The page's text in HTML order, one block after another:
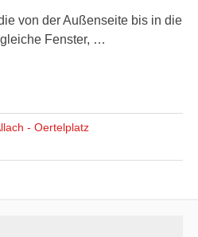
von der Außenseite bis in die
Fenster, …
- Oertelplatz